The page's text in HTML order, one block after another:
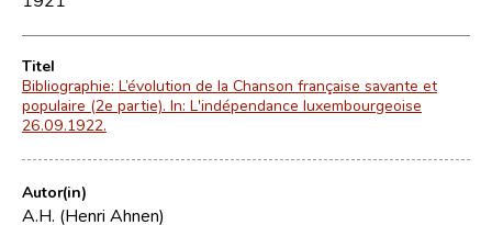
Titel
Bibliographie: L’évolution de la Chanson française savante et
populaire (2e partie). In: L'indépendance luxembourgeoise
26.09.1922.
Autor(in)
A.H. (Henri Ahnen)